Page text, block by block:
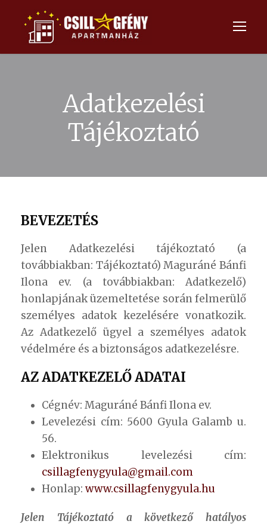
Adatkezelési
Tájékoztató
BEVEZETÉS
Jelen Adatkezelési tájékoztató (a
továbbiakban: Tájékoztató) Maguráné Bánfi
Ilona ev. (a továbbiakban: Adatkezelő)
honlapjának üzemeltetése során felmerülő
személyes adatok kezelésére vonatkozik.
Az Adatkezelő ügyel a személyes adatok
védelmére és a biztonságos adatkezelésre.
AZ ADATKEZELŐ ADATAI
Cégnév: Maguráné Bánfi Ilona ev.
Levelezési cím: 5600 Gyula Galamb u.
56.
Elektronikus levelezési cím:
csillagfenygyula@gmail.com
Honlap: www.csillagfenygyula.hu
Jelen Tájékoztató a következő hatályos